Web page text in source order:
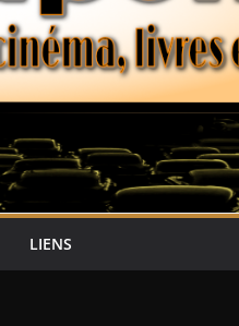
LIENS